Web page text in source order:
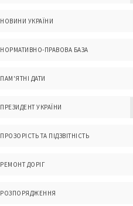
НОВИНИ УКРАЇНИ
НОРМАТИВНО-ПРАВОВА БАЗА
ПАМ'ЯТНІ ДАТИ
ПРЕЗИДЕНТ УКРАЇНИ
ПРОЗОРІСТЬ ТА ПІДЗВІТНІСТЬ
РЕМОНТ ДОРІГ
РОЗПОРЯДЖЕННЯ